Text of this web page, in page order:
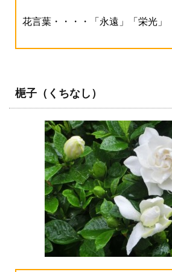
花言葉・・・・「永遠」「栄光」
梔子（くちなし）